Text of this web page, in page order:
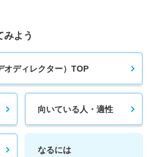
みよう
オディレクター）TOP
向いている人・適性
なるには